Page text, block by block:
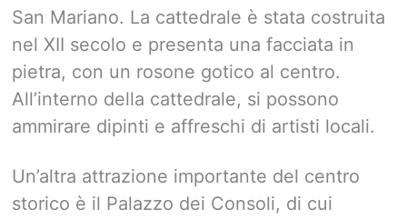
San Mariano. La cattedrale è stata costruita
nel XII secolo e presenta una facciata in
pietra, con un rosone gotico al centro.
All’interno della cattedrale, si possono
ammirare dipinti e affreschi di artisti locali.
Un’altra attrazione importante del centro
storico è il Palazzo dei Consoli, di cui